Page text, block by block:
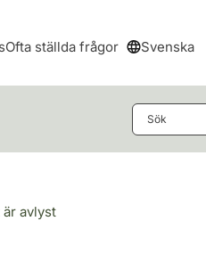
Ofta ställda frågor Svenska
är avlyst